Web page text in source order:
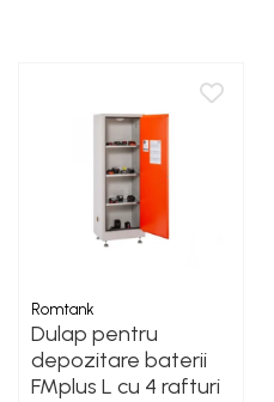
Romtank
Dulap pentru
depozitare baterii
FMplus L cu 4 rafturi